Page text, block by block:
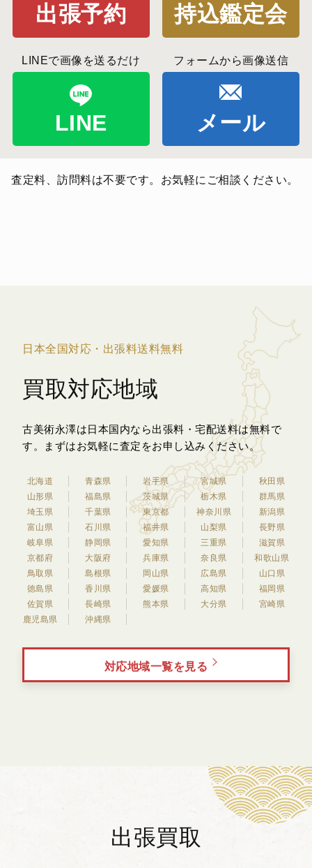
出張予約 持込鑑定会
LINEで画像を送るだけ
LINE
フォームから画像送信
メール
査定料、訪問料は不要です。お気軽にご相談ください。
日本全国対応・出張料送料無料
買取対応地域
古美術永澤は日本国内なら出張料・宅配送料は無料で
す。
まずはお気軽に査定をお申し込みください。
北海道 青森県 岩手県 宮城県
秋田県
山形県
福島県 茨城県 栃木県
群馬県
埼玉県
千葉県 東京都 神奈川県
新潟県
富山県
石川県 福井県 山梨県
長野県
岐阜県
静岡県 愛知県 三重県
滋賀県
京都府
大阪府 兵庫県 奈良県
和歌山県
鳥取県
島根県 岡山県 広島県
山口県
徳島県
香川県 愛媛県 高知県
福岡県
佐賀県
長崎県 熊本県 大分県
宮崎県
鹿児島県
沖縄県
対応地域一覧を見る
出張買取